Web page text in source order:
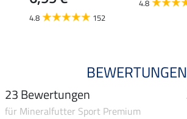
4.8 152
4.8
BEWERTUNGEN
23 Bewertungen
für Mineralfutter Sport Premium